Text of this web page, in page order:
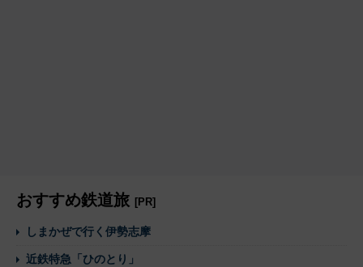
おすすめ鉄道旅 [PR]
しまかぜで行く伊勢志摩
近鉄特急「ひのとり」